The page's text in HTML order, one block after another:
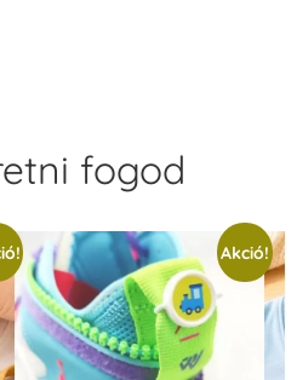
fogod
Akció!